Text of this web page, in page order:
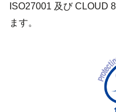
ISO27001 及び CLOUD
ます。